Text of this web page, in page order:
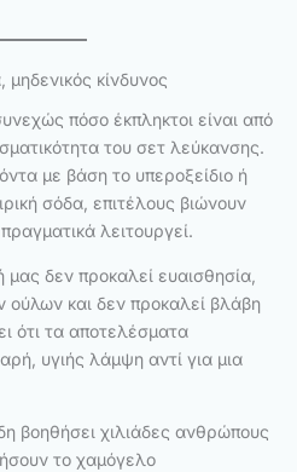
κίνδυνος
πόσο έκπληκτοι είναι από
του σετ λεύκανσης.
με βάση το υπεροξείδιο ή
σόδα, επιτέλους βιώνουν
λειτουργεί.
δεν προκαλεί ευαισθησία,
ούλων και δεν προκαλεί βλάβη
ότι τα αποτελέσματα
υγιής λάμψη αντί για μια
βοηθήσει χιλιάδες ανθρώπους
το χαμόγελο